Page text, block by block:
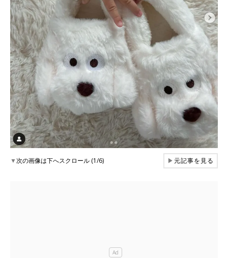
▼次の画像は下へスクロール (1/6) ▶元記事を見る